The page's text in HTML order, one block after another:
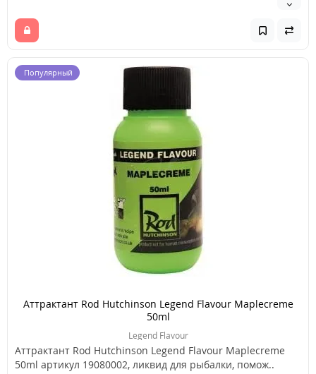
Популярный
Аттрактант Rod Hutchinson Legend Flavour Maplecreme
50ml
Legend Flavour
Аттрактант Rod Hutchinson Legend Flavour Maplecreme
50ml артикул 19080002, ликвид для рыбалки, помож..